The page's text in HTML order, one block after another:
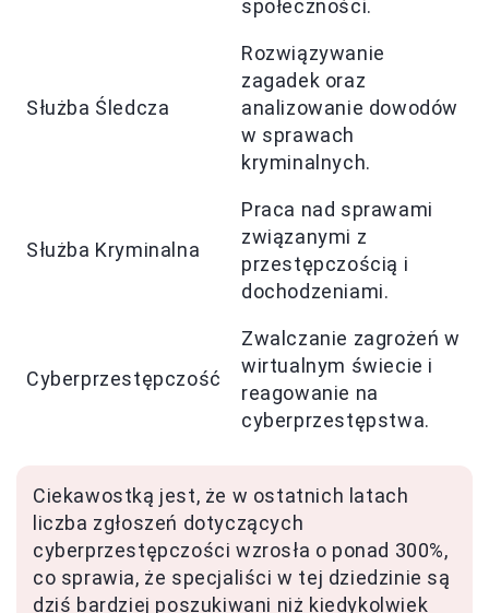
społeczności.
Służba Śledcza
Rozwiązywanie
zagadek oraz
analizowanie dowodów
w sprawach
kryminalnych.
Służba Kryminalna
Praca nad sprawami
związanymi z
przestępczością i
dochodzeniami.
Cyberprzestępczość
Zwalczanie zagrożeń w
wirtualnym świecie i
reagowanie na
cyberprzestępstwa.
Ciekawostką jest, że w ostatnich latach
liczba zgłoszeń dotyczących
cyberprzestępczości wzrosła o ponad 300%,
co sprawia, że specjaliści w tej dziedzinie są
dziś bardziej poszukiwani niż kiedykolwiek